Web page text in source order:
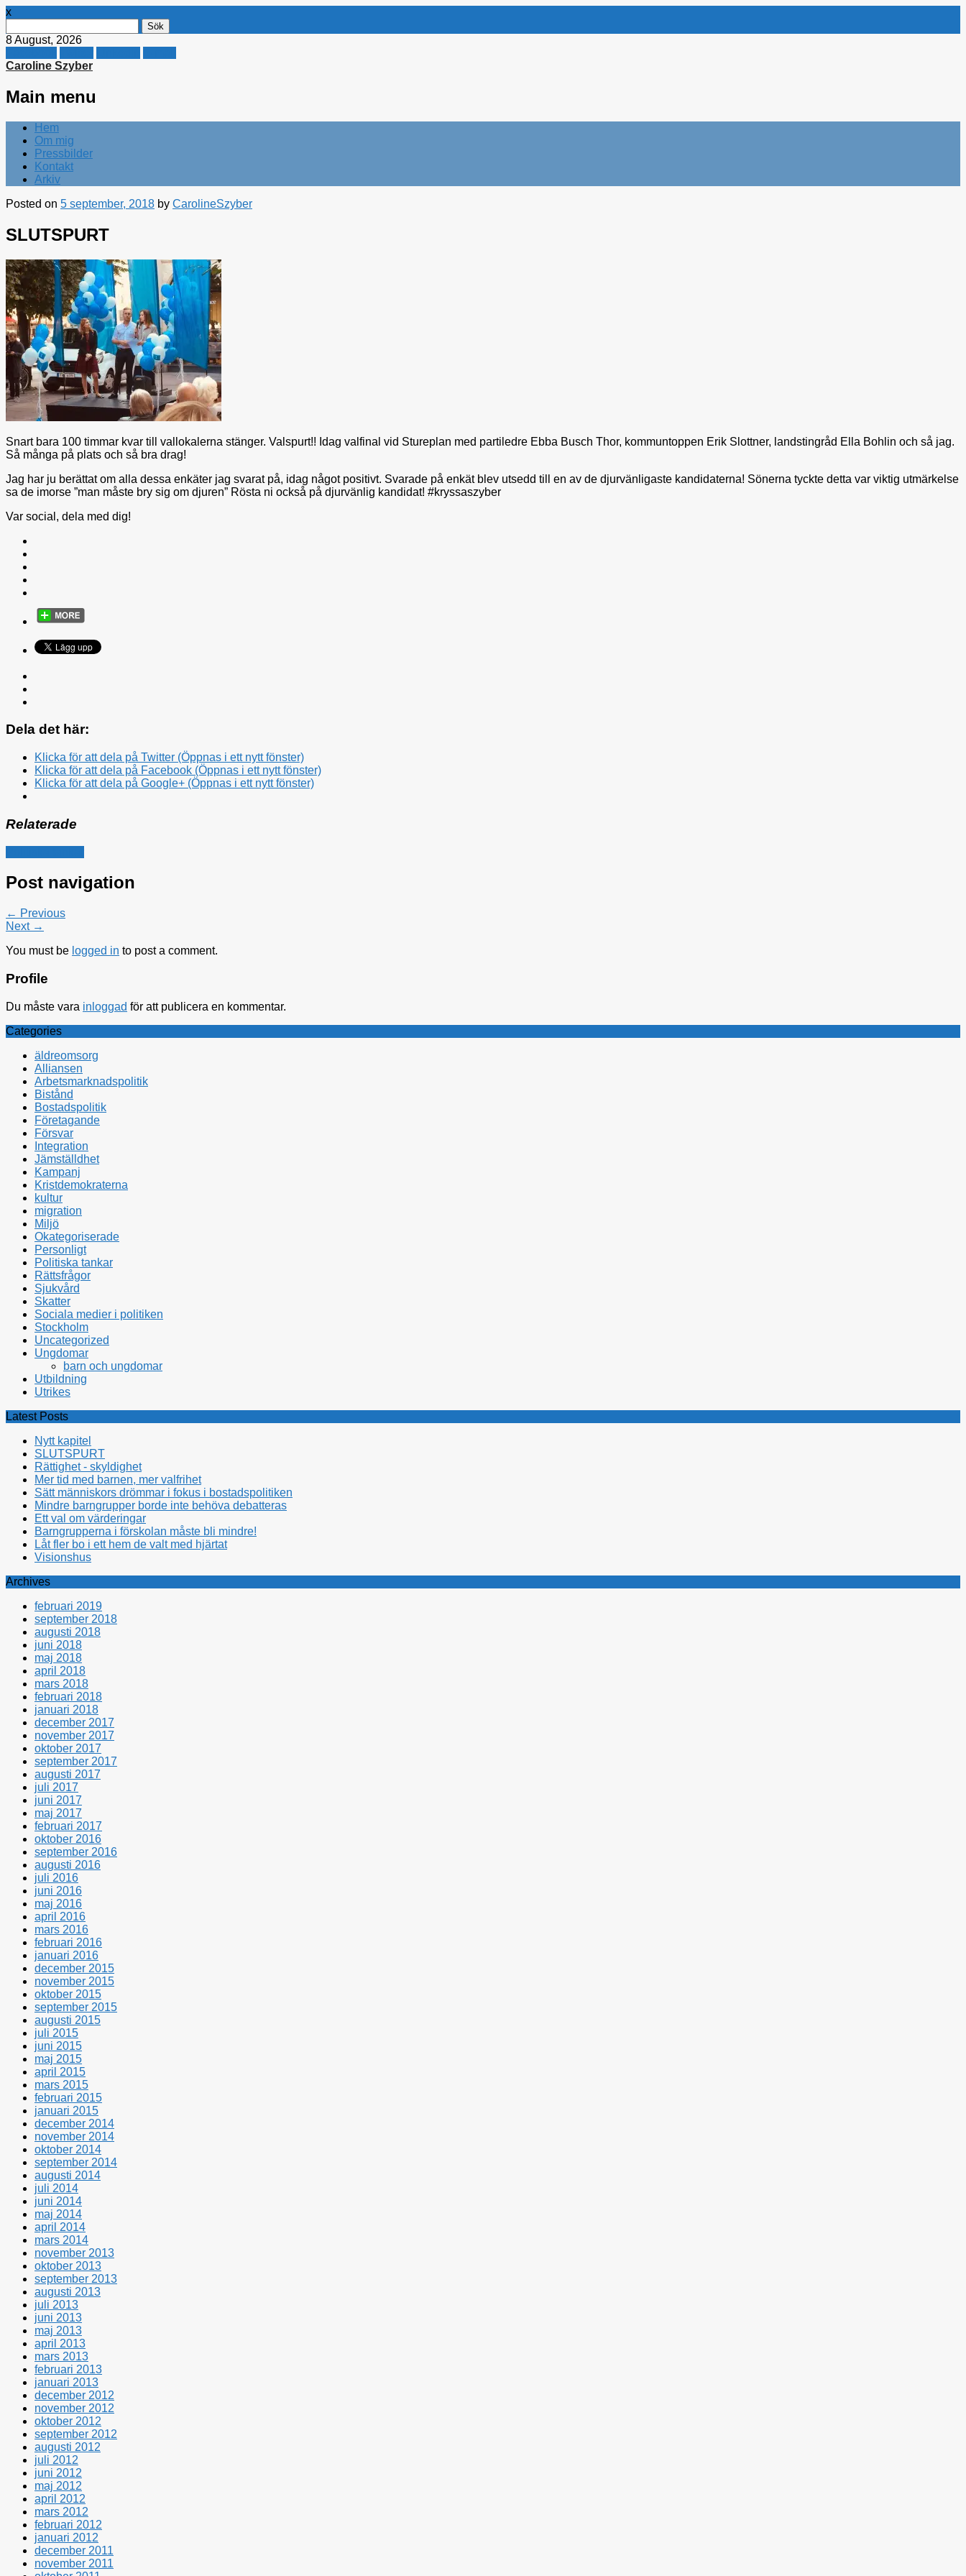
x
efter:
8 August, 2026
Caroline Szyber
Main menu
Skip
content
Hem
Om mig
Pressbilder
Kontakt
Arkiv
Posted on 5 september, 2018 by CarolineSzyber
SLUTSPURT
Snart bara 100 timmar kvar till vallokalerna stänger. Valspurt!! Idag valfinal vid Stureplan med partiledre Ebba Busch Thor, kommuntoppen Erik Slottner, landstingråd Ella Bohlin och så jag.
Så många på plats och så bra drag!
Jag har ju berättat om alla dessa enkäter jag svarat på, idag något positivt. Svarade på enkät blev utsedd till en av de djurvänligaste kandidaterna! Sönerna tyckte detta var viktig utmärkelse
sa de imorse ”man måste bry sig om djuren” Rösta ni också på djurvänlig kandidat! #kryssaszyber
Var social, dela med dig!
Dela det här:
Klicka för att dela på Twitter (Öppnas i ett nytt fönster)
Klicka för att dela på Facebook (Öppnas i ett nytt fönster)
Klicka för att dela på Google+ (Öppnas i ett nytt fönster)
Relaterade
Post navigation
← Previous
Next →
You must be logged in to post a comment.
Profile
Du måste vara inloggad för att publicera en kommentar.
Categories
äldreomsorg
Alliansen
Arbetsmarknadspolitik
Bistånd
Bostadspolitik
Företagande
Försvar
Integration
Jämställdhet
Kampanj
Kristdemokraterna
kultur
migration
Miljö
Okategoriserade
Personligt
Politiska tankar
Rättsfrågor
Sjukvård
Skatter
Sociala medier i politiken
Stockholm
Uncategorized
Ungdomar
barn och ungdomar
Utbildning
Utrikes
Latest Posts
Nytt kapitel
SLUTSPURT
Rättighet - skyldighet
Mer tid med barnen, mer valfrihet
Sätt människors drömmar i fokus i bostadspolitiken
Mindre barngrupper borde inte behöva debatteras
Ett val om värderingar
Barngrupperna i förskolan måste bli mindre!
Låt fler bo i ett hem de valt med hjärtat
Visionshus
Archives
februari 2019
september 2018
augusti 2018
juni 2018
maj 2018
april 2018
mars 2018
februari 2018
januari 2018
december 2017
november 2017
oktober 2017
september 2017
augusti 2017
juli 2017
juni 2017
maj 2017
februari 2017
oktober 2016
september 2016
augusti 2016
juli 2016
juni 2016
maj 2016
april 2016
mars 2016
februari 2016
januari 2016
december 2015
november 2015
oktober 2015
september 2015
augusti 2015
juli 2015
juni 2015
maj 2015
april 2015
mars 2015
februari 2015
januari 2015
december 2014
november 2014
oktober 2014
september 2014
augusti 2014
juli 2014
juni 2014
maj 2014
april 2014
mars 2014
november 2013
oktober 2013
september 2013
augusti 2013
juli 2013
juni 2013
maj 2013
april 2013
mars 2013
februari 2013
januari 2013
december 2012
november 2012
oktober 2012
september 2012
augusti 2012
juli 2012
juni 2012
maj 2012
april 2012
mars 2012
februari 2012
januari 2012
december 2011
november 2011